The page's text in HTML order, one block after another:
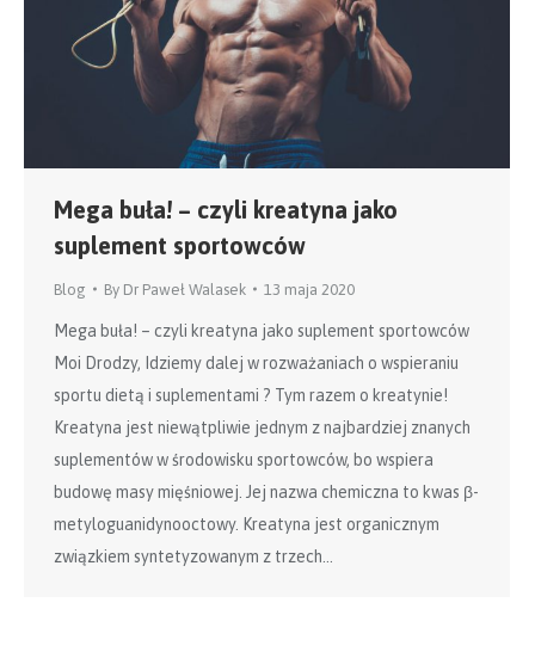
Mega buła! – czyli kreatyna jako
suplement sportowców
Blog By Dr Paweł Walasek 13 maja 2020
Mega buła! – czyli kreatyna jako suplement sportowców
Moi Drodzy, Idziemy dalej w rozważaniach o wspieraniu
sportu dietą i suplementami ? Tym razem o kreatynie!
Kreatyna jest niewątpliwie jednym z najbardziej znanych
suplementów w środowisku sportowców, bo wspiera
budowę masy mięśniowej. Jej nazwa chemiczna to kwas β-
metyloguanidynooctowy. Kreatyna jest organicznym
związkiem syntetyzowanym z trzech…